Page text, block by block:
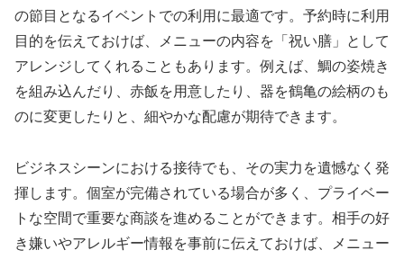
の節目となるイベントでの利用に最適です。予約時に利用
目的を伝えておけば、メニューの内容を「祝い膳」として
アレンジしてくれることもあります。例えば、鯛の姿焼き
を組み込んだり、赤飯を用意したり、器を鶴亀の絵柄のも
のに変更したりと、細やかな配慮が期待できます。
ビジネスシーンにおける接待でも、その実力を遺憾なく発
揮します。個室が完備されている場合が多く、プライベー
トな空間で重要な商談を進めることができます。相手の好
き嫌いやアレルギー情報を事前に伝えておけば、メニュー